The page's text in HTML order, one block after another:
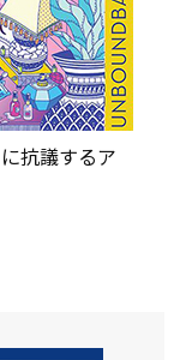
抗議するア